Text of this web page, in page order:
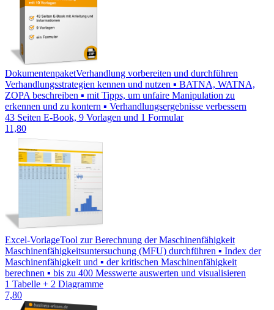
DokumentenpaketVerhandlung vorbereiten und durchführen
Verhandlungsstrategien kennen und nutzen ▪ BATNA, WATNA,
ZOPA beschreiben ▪ mit Tipps, um unfaire Manipulation zu
erkennen und zu kontern ▪ Verhandlungsergebnisse verbessern
43 Seiten E-Book, 9 Vorlagen und 1 Formular
11,80
Excel-VorlageTool zur Berechnung der Maschinenfähigkeit
Maschinenfähigkeitsuntersuchung (MFU) durchführen ▪ Index der
Maschinenfähigkeit und ▪ der kritischen Maschinenfähigkeit
berechnen ▪ bis zu 400 Messwerte auswerten und visualisieren
1 Tabelle + 2 Diagramme
7,80